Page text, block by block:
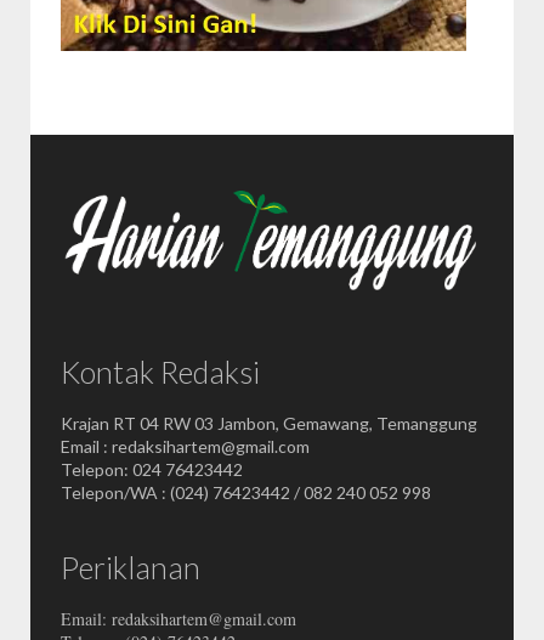
Kontak Redaksi
Krajan RT 04 RW 03 Jambon, Gemawang, Temanggung
Email : redaksihartem@gmail.com
Telepon: 024 76423442
Telepon/WA : (024) 76423442 / 082 240 052 998
Periklanan
Email: redaksihartem@gmail.com